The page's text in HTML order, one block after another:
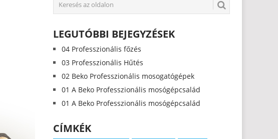
LEGUTÓBBI BEJEGYZÉSEK
04 Professzionális főzés
03 Professzionális Hűtés
02 Beko Professzionális mosogatógépek
01 A Beko Professzionális mosógépcsalád
01 A Beko Professzionális mosógépcsalád
CÍMKÉK